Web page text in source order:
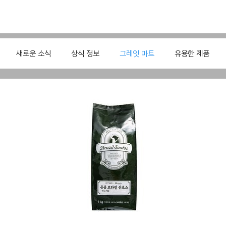
새로운 소식 상식 정보 그레잇 마트 유용한 제품